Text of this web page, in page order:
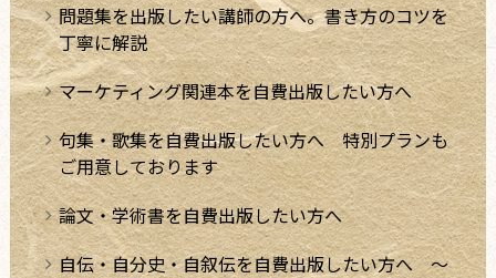
問題集を出版したい講師の方へ。書き方のコツを
丁寧に解説
マーケティング関連本を自費出版したい方へ
句集・歌集を自費出版したい方へ 特別プランも
ご用意しております
論文・学術書を自費出版したい方へ
自伝・自分史・自叙伝を自費出版したい方へ ～